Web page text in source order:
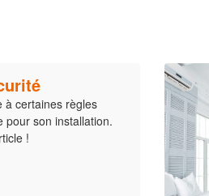
à certaines règles
pour son installation.
!